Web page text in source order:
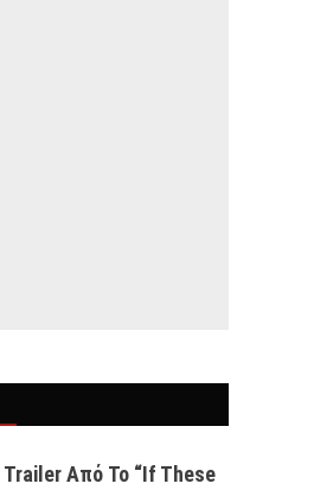
Trailer Από Το “If These